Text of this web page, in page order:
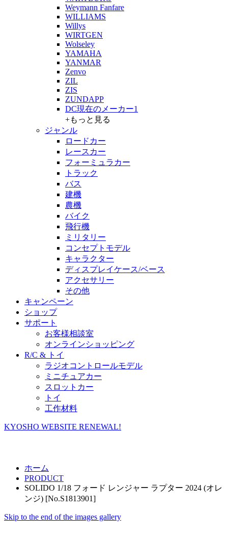
Weymann Fanfare
WILLIAMS
Willys
WIRTGEN
Wolseley
YAMAHA
YANMAR
Zenvo
ZIL
ZIS
ZUNDAPP
DC現在のメーカー1
+もっと見る
ジャンル
ロードカー
レースカー
フォーミュラカー
トラック
バス
建機
農機
バイク
飛行機
ミリタリー
コンセプトモデル
キャラクター
ディスプレイケース/ベース
アクセサリー
その他
キャンペーン
ショップ
サポート
お客様相談室
オンラインショッピング
R/C & トイ
ラジオコントロールモデル
ミニチュアカー
スロットカー
トイ
工作材料
KYOSHO WEBSITE RENEWAL!
ホーム
PRODUCT
SOLIDO 1/18 フォード レンジャー ラプター 2024 (オレ
ンジ) [No.S1813901]
Skip to the end of the images gallery